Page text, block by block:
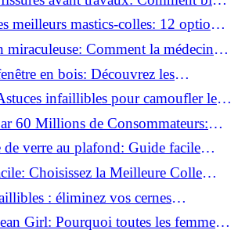
meilleurs mastics-colles: 12 options
miraculeuse: Comment la médecine
restaurer votre confiance!
en bois: Découvrez les
pour un résultat parfait!
infaillibles pour camoufler les
60 Millions de Consommateurs:
sérum anti-rides numéro un!
de verre au plafond: Guide facile
Choisissez la Meilleure Colle
Matériau!: éliminez vos cernes
Girl: Pourquoi toutes les femmes